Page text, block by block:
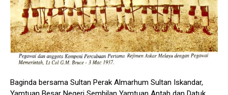
Baginda bersama Sultan Perak Almarhum Sultan Iskandar,